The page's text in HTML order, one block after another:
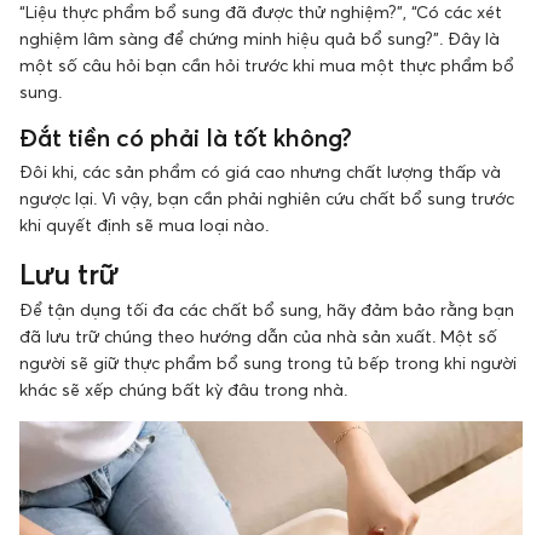
“Liệu thực phẩm bổ sung đã được thử nghiệm?”, “Có các xét
nghiệm lâm sàng để chứng minh hiệu quả bổ sung?”. Đây là
một số câu hỏi bạn cần hỏi trước khi mua một thực phẩm bổ
sung.
Đắt tiền có phải là tốt không?
Đôi khi, các sản phẩm có giá cao nhưng chất lượng thấp và
ngược lại. Vì vậy, bạn cần phải nghiên cứu chất bổ sung trước
khi quyết định sẽ mua loại nào.
Lưu trữ
Để tận dụng tối đa các chất bổ sung, hãy đảm bảo rằng bạn
đã lưu trữ chúng theo hướng dẫn của nhà sản xuất. Một số
người sẽ giữ thực phẩm bổ sung trong tủ bếp trong khi người
khác sẽ xếp chúng bất kỳ đâu trong nhà.